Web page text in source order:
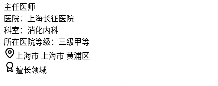
主任医师
医院：
上海长征医院
科室： 消化内科
所在医院等级：
三级甲等
上海市 上海市 黄浦区
擅长领域